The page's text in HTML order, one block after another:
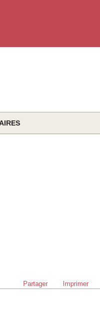
Partager Imprimer